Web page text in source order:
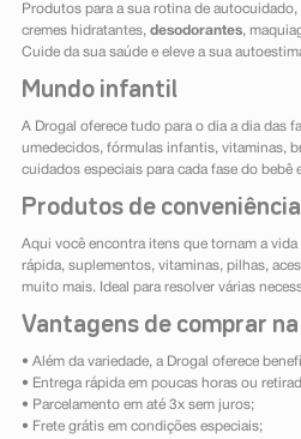
Produtos para a sua rotina de autocuidado,
cremes hidratantes, desodorantes,
Cuide da sua saúde e eleve a sua
Mundo infantil
A Drogal oferece tudo para o dia a dia das
umedecidos, fórmulas infantis, vitaminas,
cuidados especiais para cada fase do bebê
Produtos de conveniência
Aqui você encontra itens que tornam a
rápida, suplementos, vitaminas, pilhas,
muito mais. Ideal para resolver várias
Vantagens de comprar
• Além da variedade, a Drogal oferece
• Entrega rápida em poucas horas ou
• Parcelamento em até 3x sem juros;
• Frete grátis em condições especiais;